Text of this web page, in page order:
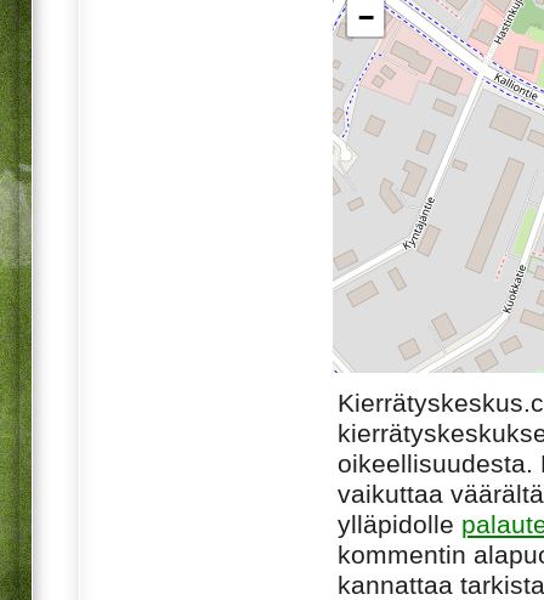
−
oikeellisuudesta.
vaikuttaa
ylläpidolle
kommentin
kannattaa